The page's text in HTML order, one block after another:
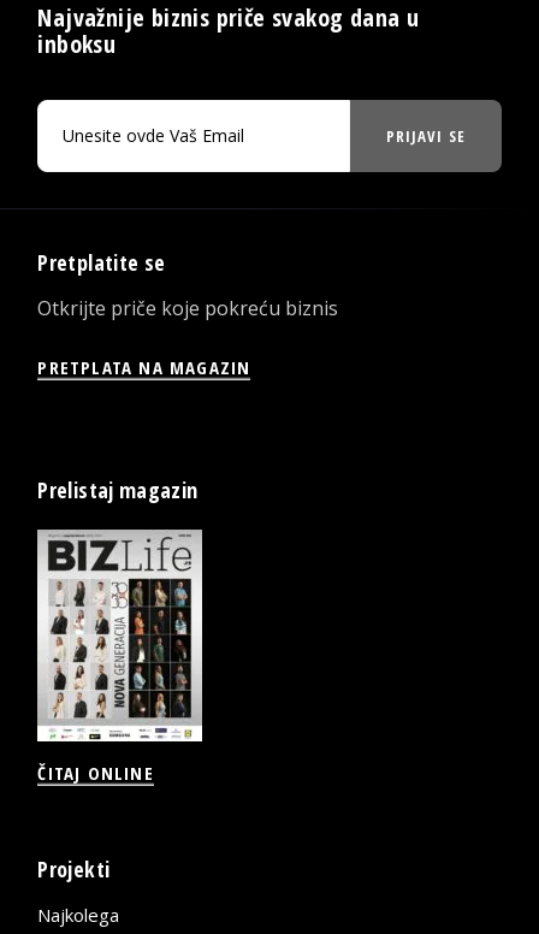
Najvažnije biznis priče svakog dana u
inboksu
PRIJAVI SE
Pretplatite se
Otkrijte priče koje pokreću biznis
PRETPLATA NA MAGAZIN
Prelistaj magazin
ČITAJ ONLINE
Projekti
Najkolega